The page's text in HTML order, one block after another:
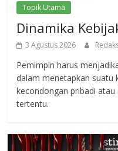
Topik Utama
Dinamika
3 Agustus 2026
Pemimpin harus
dalam menetapkan suatu
kecondongan pribadi
tertentu.